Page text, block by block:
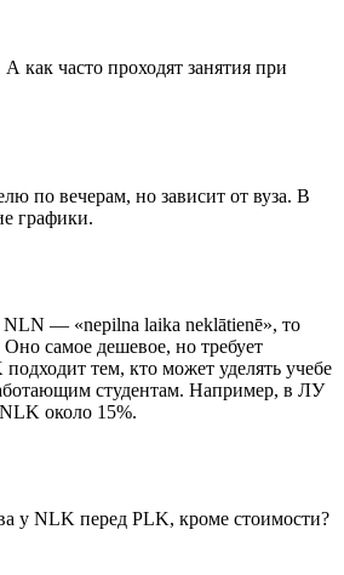
как часто проходят занятия при
по вечерам, но зависит от вуза. В
графики.
— «nepilna laika neklātienē», то
Оно самое дешевое, но требует
тем, кто может уделять учебе
студентам. Например, в ЛУ
около 15%.
у NLK перед PLK, кроме стоимости?